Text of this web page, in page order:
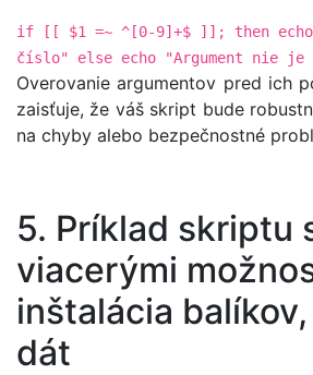
if [[ $1 =~ ^[0-9]+$ ]]; then echo
číslo" else echo "Argument nie
Overovanie argumentov pred ich
zaisťuje, že váš skript bude
na chyby alebo bezpečnostné
5. Príklad skriptu
viacerými
inštalácia
dát